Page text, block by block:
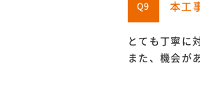
Q9 本工
とても丁寧に
また、機会が